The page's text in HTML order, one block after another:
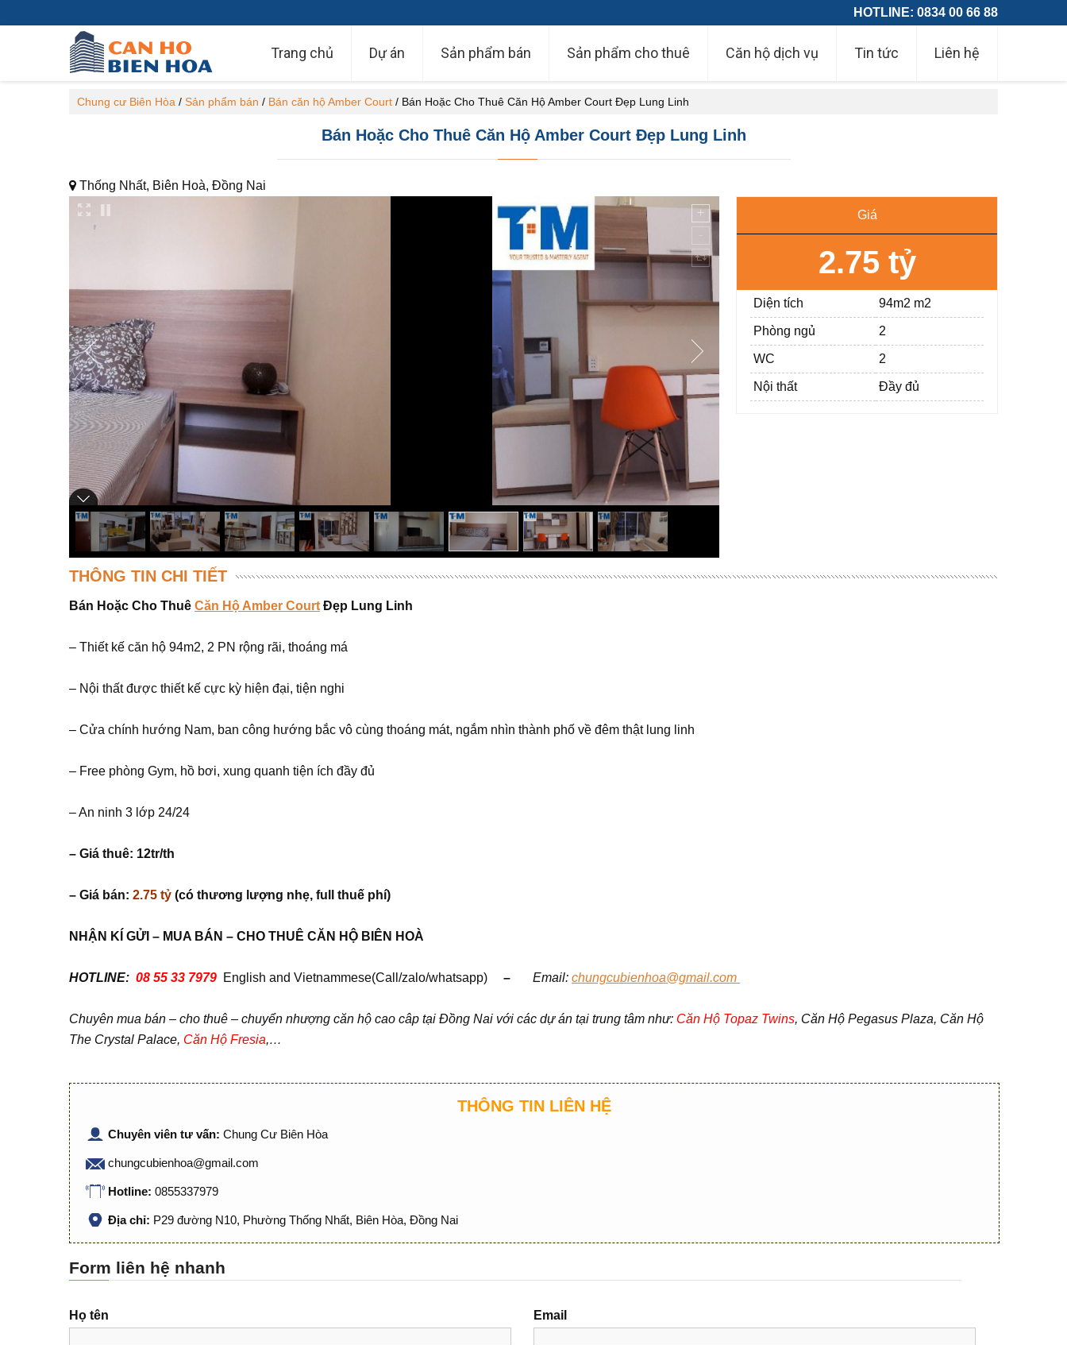
HOTLINE: 0834 00 66 88
Trang chủ Dự án Sản phẩm bán Sản phẩm cho thuê Căn hộ dịch vụ Tin tức Liên hệ
Chung cư Biên Hòa / Sản phẩm bán / Bán căn hộ Amber Court / Bán Hoặc Cho Thuê Căn Hộ Amber Court Đẹp Lung Linh
Bán Hoặc Cho Thuê Căn Hộ Amber Court Đẹp Lung Linh
Thống Nhất, Biên Hoà, Đồng Nai
Giá
2.75 tỷ
Diện tích 94m2 m2
Phòng ngủ 2
WC 2
Nội thất Đầy đủ
THÔNG TIN CHI TIẾT
Bán Hoặc Cho Thuê Căn Hộ Amber Court Đẹp Lung Linh
– Thiết kế căn hộ 94m2, 2 PN rộng rãi, thoáng má
– Nội thất được thiết kế cực kỳ hiện đại, tiện nghi
– Cửa chính hướng Nam, ban công hướng bắc vô cùng thoáng mát, ngắm nhìn thành phố về đêm thật lung linh
– Free phòng Gym, hồ bơi, xung quanh tiện ích đầy đủ
– An ninh 3 lớp 24/24
– Giá thuê: 12tr/th
– Giá bán: 2.75 tỷ (có thương lượng nhẹ, full thuế phí)
NHẬ N KÍ GỬI – MUA BÁN – CHO THUÊ CĂ N HỘ BIÊN HOÀ
HOTLINE: 08 55 33 7979 English and Vietnammese(Call/zalo/whatsapp) – Email: chungcubienhoa@gmail.com
Chuyên mua bán – cho thuê – chuyển nhượng căn hộ cao câp tại Đồng Nai với các dự án tại trung tâm như: Căn Hộ Topaz Twins, Căn Hộ Pegasus Plaza, Căn Hộ
The Crystal Palace, Căn Hộ Fresia,…
THÔNG TIN LIÊN HỆ
Chuyên viên tư vấn: Chung Cư Biên Hòa
chungcubienhoa@gmail.com
Hotline: 0855337979
Địa chỉ: P29 đường N10, Phường Thống Nhất, Biên Hòa, Đồng Nai
Form liên hệ nhanh
Họ tên Email